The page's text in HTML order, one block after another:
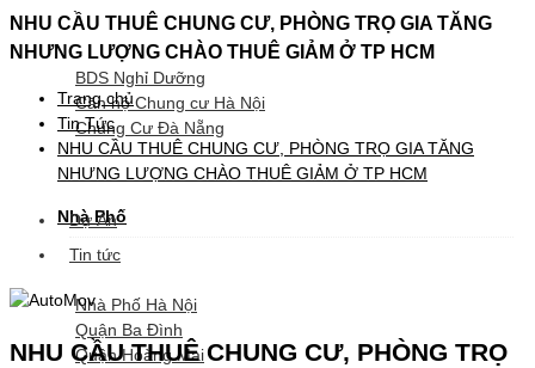
BDS Nghỉ Dưỡng
Căn hộ Chung cư Hà Nội
Chung Cư Đà Nẵng
Nhà Phố
Nhà Phố Hà Nội
Quận Ba Đình
Quận Hoàng Mai
NHU CẦU THUÊ CHUNG CƯ, PHÒNG TRỌ GIA TĂNG
NHƯNG LƯỢNG CHÀO THUÊ GIẢM Ở TP HCM
Trang chủ
Tin Tức
NHU CẦU THUÊ CHUNG CƯ, PHÒNG TRỌ GIA TĂNG
NHƯNG LƯỢNG CHÀO THUÊ GIẢM Ở TP HCM
Dự Án
Tin tức
NHU CẦU THUÊ CHUNG CƯ, PHÒNG TRỌ